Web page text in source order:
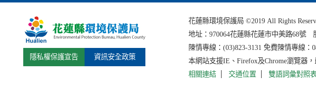
隱私權保護宣告 資訊安全政策
花蓮縣環境保護局 ©2019 All Rights
地址： 970064花蓮縣花蓮市中美路68號
陳情專線：(03)823-3131 免費陳情專線：
本網站支援IE、Firefox及Chrome瀏覽器
相關連結
交通位置 雙語詞彙對照